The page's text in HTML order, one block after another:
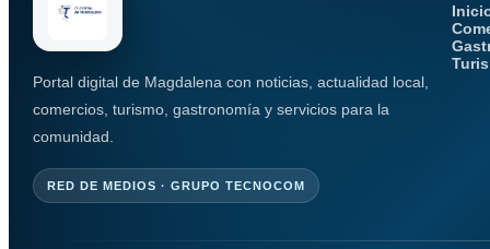
Portal digital de Magdalena con noticias, actualidad local,
comercios, turismo, gastronomía y servicios para la
comunidad.
RED DE MEDIOS · GRUPO TECNOCOM